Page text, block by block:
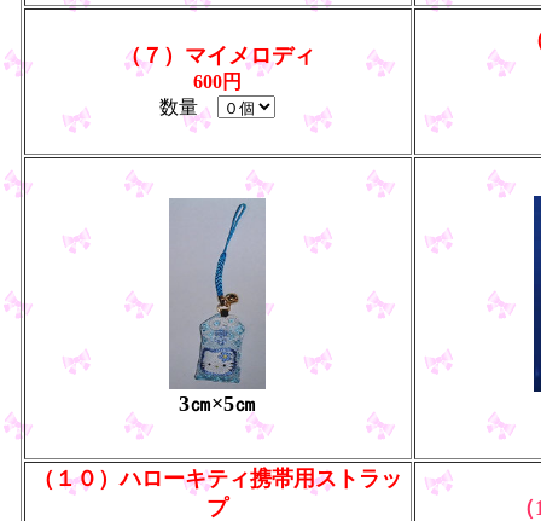
（７）マイメロディ
600円
数量
3㎝×5㎝
（１０）ハローキティ携帯用ストラッ
プ